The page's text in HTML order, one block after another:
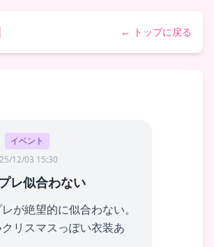
← トップに戻る
イベント
12/03 15:30
レ似合わない
が絶望的に似合わない。
リスマスっぽい衣装あ